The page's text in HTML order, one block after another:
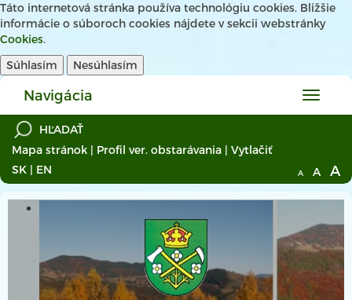
Táto internetová stránka používa technológiu cookies. Bližšie
informácie o súboroch cookies nájdete v sekcii webstránky
Cookies.
Súhlasím
Nesúhlasím
Hlavné
menu
Navigácia
Mapa stránok | Profil ver. obstarávania | Vytlačiť
SK | EN A A A